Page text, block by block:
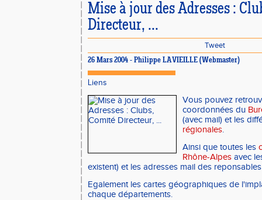
Mise à jour des Adresses :
Directeur, ...
Tweet
26 Mars 2004 - Philippe LAVIEILLE (Webmaster)
Liens
Vous pouvez
coordonnées du
(avec mail) et les
régionales.
Ainsi que toutes les
Rhône-Alpes avec
existent) et les adresses mail des
Egalement les cartes géographiques de
chaque départements.